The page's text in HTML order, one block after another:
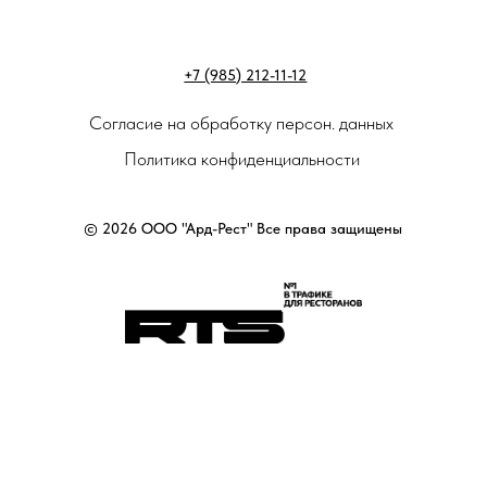
© 2026 ООО "Ард-Рест" Все права защищены
Согласие на обработку персон. данных
Политика конфиденциальности